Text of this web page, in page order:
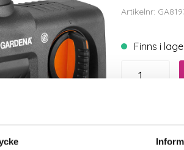
Artikelnr:
Finns i